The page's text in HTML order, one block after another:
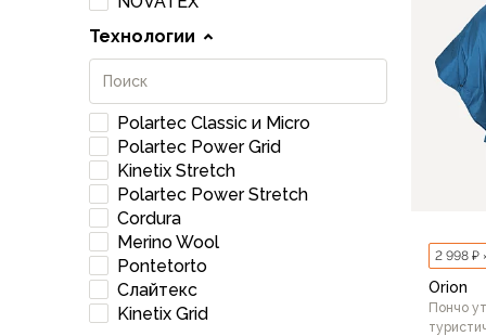
Зимние перчатки
Всесезонные перчатки
Мембранные перчатки
Неопреновые перчатки
Полуперчатки
Головные уборы
Шапки
Маски, подшлемники
Капюшоны-банданы
Банданы, гейторы
Кепки и бейсболки
Технологии
Polartec Classic и Micro
Polartec Power Grid
Kinetix Stretch
Polartec Power Stretch
Cordura
Merino Wool
Pontetorto
Слайтекс
Kinetix Grid
2 998 ₽
Orion
Пончо